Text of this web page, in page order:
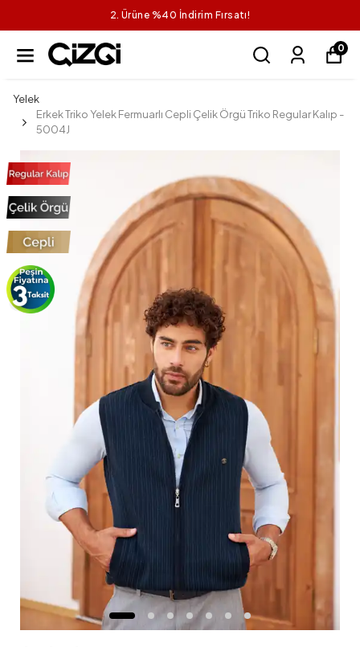
2. Ürüne %40 İndirim Fırsatı!
0
Yelek
Erkek Triko Yelek Fermuarlı Cepli Çelik Örgü Triko Regular Kalıp -
5004J